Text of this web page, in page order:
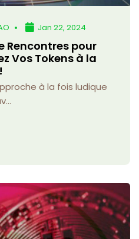
Jan 22, 2024
Rencontres pour
Vos Tokens à la
à la fois ludique